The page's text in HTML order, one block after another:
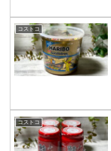
コストコ
コストコ